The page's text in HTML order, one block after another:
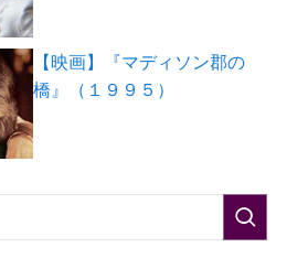
【映画】『マディソン郡の
橋』（１９９５）